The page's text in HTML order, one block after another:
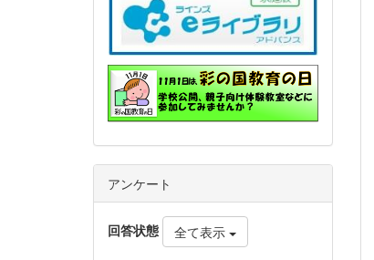
アンケート
回答状態 全て表示